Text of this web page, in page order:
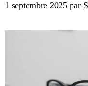
1 septembre 2025 par